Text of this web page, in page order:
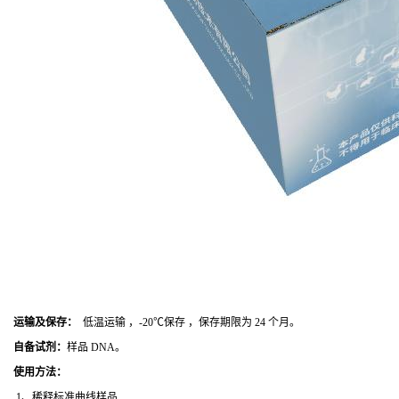
运输及保存：
低温运输 ，-20℃保存 ，保存期限为 24 个月。
自备试剂： 样品 DNA。
使用方法：